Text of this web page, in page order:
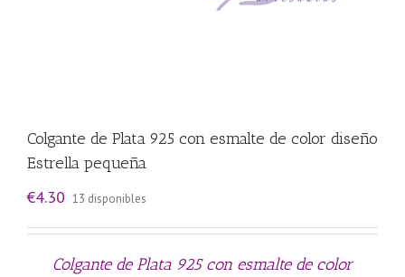
Colgante de Plata 925 con esmalte de color diseño
Estrella pequeña
€4.30 13 disponibles
Colgante de Plata 925 con esmalte de color